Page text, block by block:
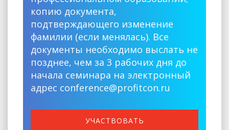
копию документа,
подтверждающего изменение
фамилии (если менялась). Все
документы необходимо выслать не
позднее, чем за 3 рабочих дня до
начала семинара на электронный
адрес conference@profitcon.ru
УЧАСТВОВАТЬ